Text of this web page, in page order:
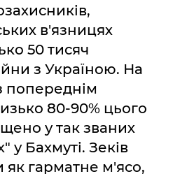
в'язницях
50 тисяч
з Україною. На
попереднім
80-90% цього
у так званих
у Бахмуті. Зеків
як гарматне м'ясо,